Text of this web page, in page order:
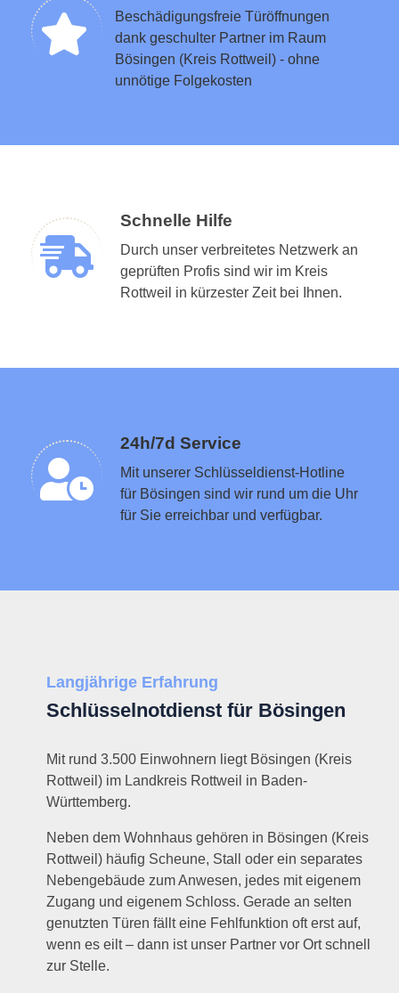
Beschädigungsfreie Türöffnungen
dank geschulter Partner im Raum
Bösingen (Kreis Rottweil) - ohne
unnötige Folgekosten
Schnelle Hilfe
Durch unser verbreitetes Netzwerk an
geprüften Profis sind wir im Kreis
Rottweil in kürzester Zeit bei Ihnen.
24h/7d Service
Mit unserer Schlüsseldienst-Hotline
für Bösingen sind wir rund um die Uhr
für Sie erreichbar und verfügbar.
Schlüsseldienst in der Nähe vermitteln
Langjährige Erfahrung
Schlüsselnotdienst für Bösingen
Mit rund 3.500 Einwohnern liegt Bösingen (Kreis
Rottweil) im Landkreis Rottweil in Baden-
Württemberg.
Neben dem Wohnhaus gehören in Bösingen (Kreis
Rottweil) häufig Scheune, Stall oder ein separates
Nebengebäude zum Anwesen, jedes mit eigenem
Zugang und eigenem Schloss. Gerade an selten
genutzten Türen fällt eine Fehlfunktion oft erst auf,
wenn es eilt – dann ist unser Partner vor Ort schnell
zur Stelle.